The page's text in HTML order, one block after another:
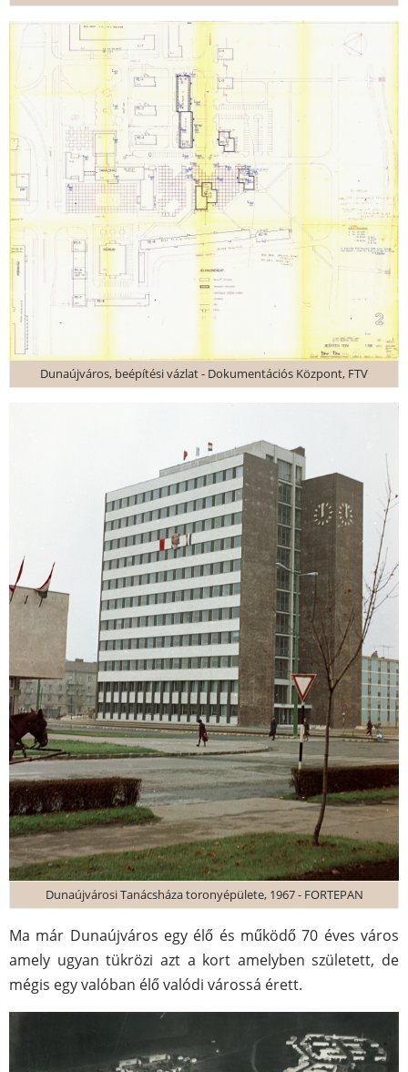
Dunaújváros, beépítési vázlat - Dokumentációs Központ, FTV
Dunaújvárosi Tanácsháza toronyépülete, 1967 - FORTEPAN
Ma már Dunaújváros egy élő és működő 70 éves város
amely ugyan tükrözi azt a kort amelyben született, de
mégis egy valóban élő valódi várossá érett.